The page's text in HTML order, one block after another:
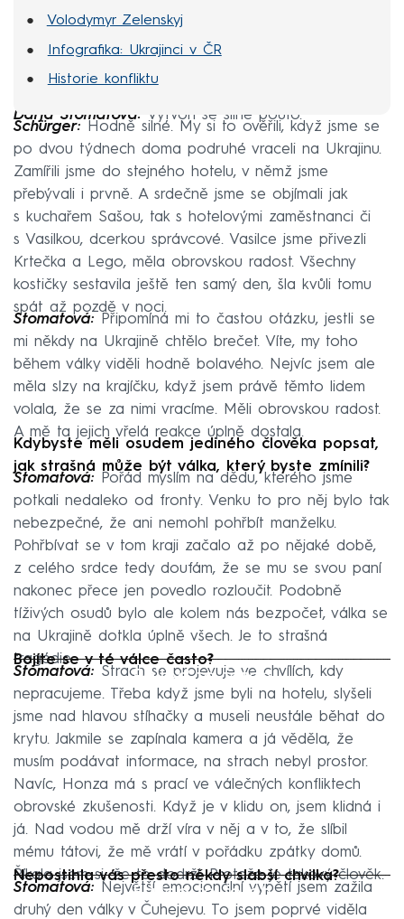
Volodymyr Zelenskyj
Infografika: Ukrajinci v ČR
Historie konfliktu
Darja Stomatová: Vytvoří se silné pouto.
Schürger: Hodně silné. My si to ověřili, když jsme se
po dvou týdnech doma podruhé vraceli na Ukrajinu.
Zamířili jsme do stejného hotelu, v němž jsme
přebývali i prvně. A srdečně jsme se objímali jak
s kuchařem Sašou, tak s hotelovými zaměstnanci či
s Vasilkou, dcerkou správcové. Vasilce jsme přivezli
Krtečka a Lego, měla obrovskou radost. Všechny
kostičky sestavila ještě ten samý den, šla kvůli tomu
spát až pozdě v noci.
Stomatová: Připomíná mi to častou otázku, jestli se
mi někdy na Ukrajině chtělo brečet. Víte, my toho
během války viděli hodně bolavého. Nejvíc jsem ale
měla slzy na krajíčku, když jsem právě těmto lidem
volala, že se za nimi vracíme. Měli obrovskou radost.
A mě ta jejich vřelá reakce úplně dostala.
Kdybyste měli osudem jediného člověka popsat,
jak strašná může být válka, který byste zmínili?
Stomatová: Pořád myslím na dědu, kterého jsme
potkali nedaleko od fronty. Venku to pro něj bylo tak
nebezpečné, že ani nemohl pohřbít manželku.
Pohřbívat se v tom kraji začalo až po nějaké době,
z celého srdce tedy doufám, že se mu se svou paní
nakonec přece jen povedlo rozloučit. Podobně
tíživých osudů bylo ale kolem nás bezpočet, válka se
na Ukrajině dotkla úplně všech. Je to strašná
tragédie.
Failed to fetch
Bojíte se v té válce často?
Stomatová: Strach se projevuje ve chvílích, kdy
nepracujeme. Třeba když jsme byli na hotelu, slyšeli
jsme nad hlavou stíhačky a museli neustále běhat do
krytu. Jakmile se zapínala kamera a já věděla, že
musím podávat informace, na strach nebyl prostor.
Navíc, Honza má s prací ve válečných konfliktech
obrovské zkušenosti. Když je v klidu on, jsem klidná i
já. Nad vodou mě drží víra v něj a v to, že slíbil
mému tátovi, že mě vrátí v pořádku zpátky domů.
Říkala jsem si, že to dodrží. Protože je takový člověk.
Failed to fetch
Nepostihla vás přesto někdy slabší chvilka?
Stomatová:
Největší emocionální vypětí jsem zažila
druhý den války v Čuhejevu. To jsem poprvé viděla